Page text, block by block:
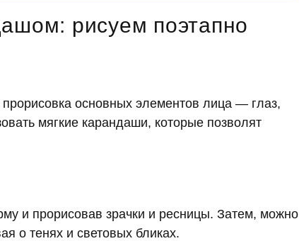
рисуем поэтапно
основных элементов лица — глаз,
мягкие карандаши, которые позволят
и прорисовав зрачки и ресницы. Затем, можно
о тенях и световых бликах.